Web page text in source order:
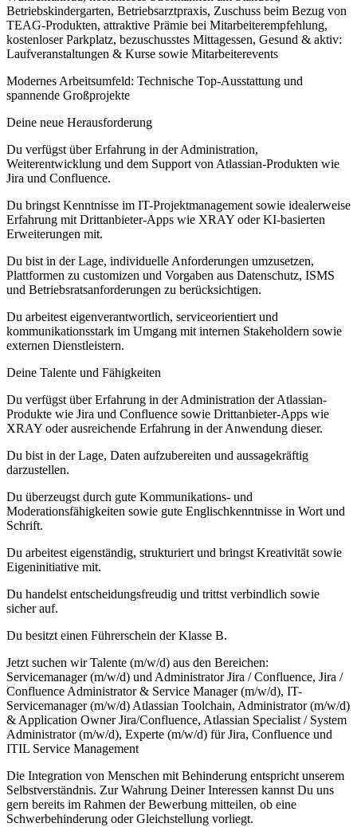
Betriebskindergarten, Betriebsarztpraxis, Zuschuss beim Bezug von
TEAG-Produkten, attraktive Prämie bei Mitarbeiterempfehlung,
kostenloser Parkplatz, bezuschusstes Mittagessen, Gesund & aktiv:
Laufveranstaltungen & Kurse sowie Mitarbeiterevents
Modernes Arbeitsumfeld: Technische Top-Ausstattung und
spannende Großprojekte
Deine neue Herausforderung
Du verfügst über Erfahrung in der Administration,
Weiterentwicklung und dem Support von Atlassian-Produkten wie
Jira und Confluence.
Du bringst Kenntnisse im IT-Projektmanagement sowie idealerweise
Erfahrung mit Drittanbieter-Apps wie XRAY oder KI-basierten
Erweiterungen mit.
Du bist in der Lage, individuelle Anforderungen umzusetzen,
Plattformen zu customizen und Vorgaben aus Datenschutz, ISMS
und Betriebsratsanforderungen zu berücksichtigen.
Du arbeitest eigenverantwortlich, serviceorientiert und
kommunikationsstark im Umgang mit internen Stakeholdern sowie
externen Dienstleistern.
Deine Talente und Fähigkeiten
Du verfügst über Erfahrung in der Administration der Atlassian-
Produkte wie Jira und Confluence sowie Drittanbieter-Apps wie
XRAY oder ausreichende Erfahrung in der Anwendung dieser.
Du bist in der Lage, Daten aufzubereiten und aussagekräftig
darzustellen.
Du überzeugst durch gute Kommunikations- und
Moderationsfähigkeiten sowie gute Englischkenntnisse in Wort und
Schrift.
Du arbeitest eigenständig, strukturiert und bringst Kreativität sowie
Eigeninitiative mit.
Du handelst entscheidungsfreudig und trittst verbindlich sowie
sicher auf.
Du besitzt einen Führerschein der Klasse B.
Jetzt suchen wir Talente (m/w/d) aus den Bereichen:
Servicemanager (m/w/d) und Administrator Jira / Confluence, Jira /
Confluence Administrator & Service Manager (m/w/d), IT-
Servicemanager (m/w/d) Atlassian Toolchain, Administrator (m/w/d)
& Application Owner Jira/Confluence, Atlassian Specialist / System
Administrator (m/w/d), Experte (m/w/d) für Jira, Confluence und
ITIL Service Management
Die Integration von Menschen mit Behinderung entspricht unserem
Selbstverständnis. Zur Wahrung Deiner Interessen kannst Du uns
gern bereits im Rahmen der Bewerbung mitteilen, ob eine
Schwerbehinderung oder Gleichstellung vorliegt.